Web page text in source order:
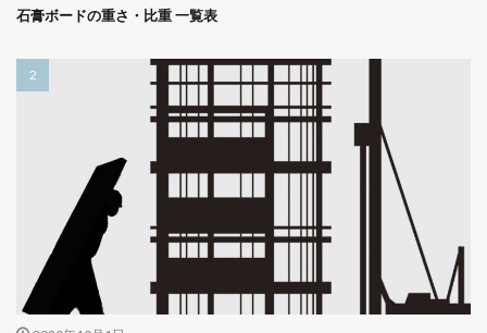
石膏ボードの重さ・比重 一覧表